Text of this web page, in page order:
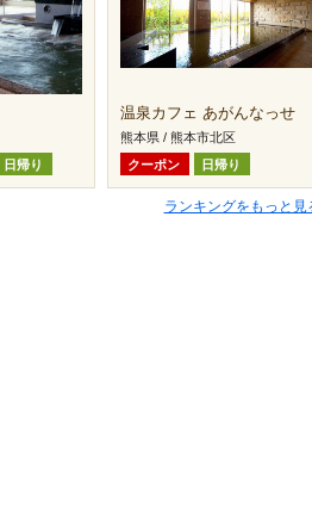
日帰り
温泉カフェ あがんなっせ
熊本県 / 熊本市北区
クーポン
日帰り
ランキングをもっと見